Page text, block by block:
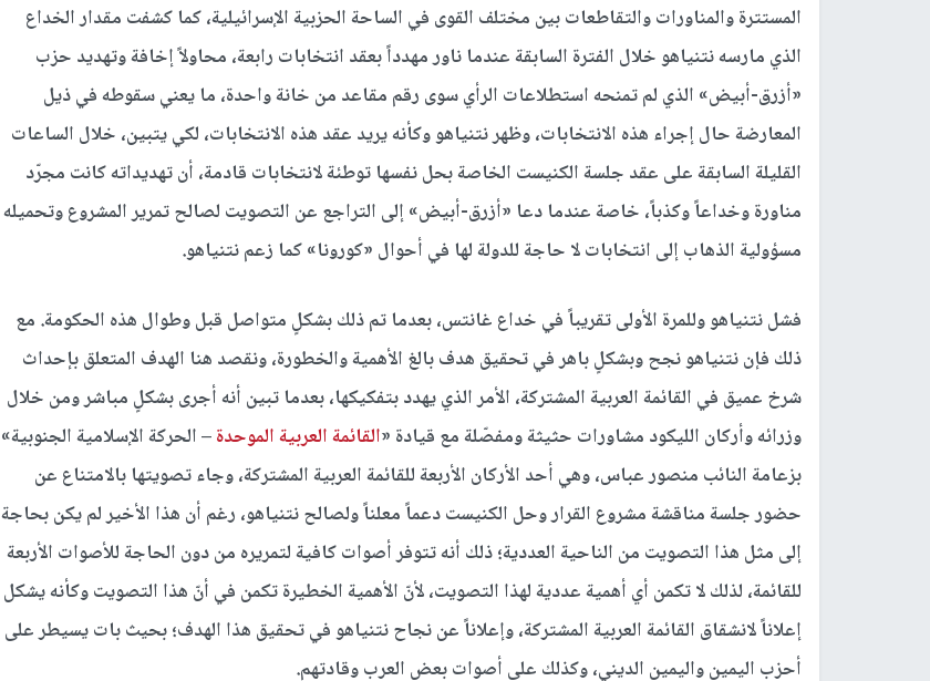
المستترة والمناورات والتقاطعات بين مختلف القوى في الساحة الحزبية الإسرائيلية، كما كشفت مقدار الخداع
الذي مارسه نتنياهو خلال الفترة السابقة عندما ناور مهدداً بعقد انتخابات رابعة، محاولاً إخافة وتهديد حزب
«أزرق-أبيض» الذي لم تمنحه استطلاعات الرأي سوى رقم مقاعد من خانة واحدة، ما يعني سقوطه في ذيل
المعارضة حال إجراء هذه الانتخابات، وظهر نتنياهو وكأنه يريد عقد هذه الانتخابات، لكي يتبين، خلال الساعات
القليلة السابقة على عقد جلسة الكنيست الخاصة بحل نفسها توطئة لانتخابات قادمة، أن تهديداته كانت مجرّد
مناورة وخداعاً وكذباً، خاصة عندما دعا «أزرق-أبيض» إلى التراجع عن التصويت لصالح تمرير المشروع وتحميله
مسؤولية الذهاب إلى انتخابات لا حاجة للدولة لها في أحوال «كورونا» كما زعم نتنياهو.
فشل نتنياهو وللمرة الأولى تقريباً في خداع غانتس، بعدما تم ذلك بشكلٍ متواصل قبل وطوال هذه الحكومة. مع
ذلك فإن نتنياهو نجح وبشكلٍ باهر في تحقيق هدف بالغ الأهمية والخطورة، ونقصد هنا الهدف المتعلق بإحداث
شرخ عميق في القائمة العربية المشتركة، الأمر الذي يهدد بتفكيكها، بعدما تبين أنه أجرى بشكلٍ مباشر ومن خلال
وزرائه وأركان الليكود مشاورات حثيثة ومفصّلة مع قيادة «القائمة العربية الموحدة– الحركة الإسلامية الجنوبية»
بزعامة النائب منصور عباس، وهي أحد الأركان الأربعة للقائمة العربية المشتركة، وجاء تصويتها بالامتناع عن
حضور جلسة مناقشة مشروع القرار وحل الكنيست دعماً معلناً ولصالح نتنياهو، رغم أن هذا الأخير لم يكن بحاجة
إلى مثل هذا التصويت من الناحية العددية؛ ذلك أنه تتوفر أصوات كافية لتمريره من دون الحاجة للأصوات الأربعة
للقائمة، لذلك لا تكمن أي أهمية عددية لهذا التصويت، لأنّ الأهمية الخطيرة تكمن في أنّ هذا التصويت وكأنه يشكل
إعلاناً لانشقاق القائمة العربية المشتركة، وإعلاناً عن نجاح نتنياهو في تحقيق هذا الهدف؛ بحيث بات يسيطر على
أحزب اليمين واليمين الديني، وكذلك على أصوات بعض العرب وقادتهم.